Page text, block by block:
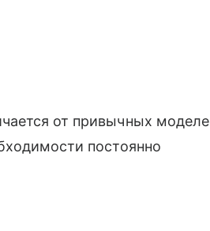
от привычных
постоянно